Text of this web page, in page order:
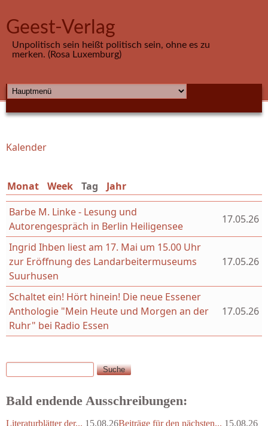
Geest-Verlag
Unpolitisch sein heißt politisch sein, ohne es zu
merken. (Rosa Luxemburg)
HAUPTMENÜ
Sie sind hier
Kalender
Monat Week Tag (aktiver Reiter)
Jahr
Barbe M. Linke - Lesung und
Autorengespräch in Berlin Heiligensee
17.05.26
Ingrid Ihben liest am 17. Mai um 15.00 Uhr
zur Eröffnung des Landarbeitermuseums
Suurhusen
17.05.26
Schaltet ein! Hört hinein! Die neue Essener
Anthologie "Mein Heute und Morgen an der
Ruhr" bei Radio Essen
17.05.26
Suchformular
Suche
Bald endende Ausschreibungen:
Literaturblätter der... 15.08.26Beiträge für den nächsten... 15.08.26